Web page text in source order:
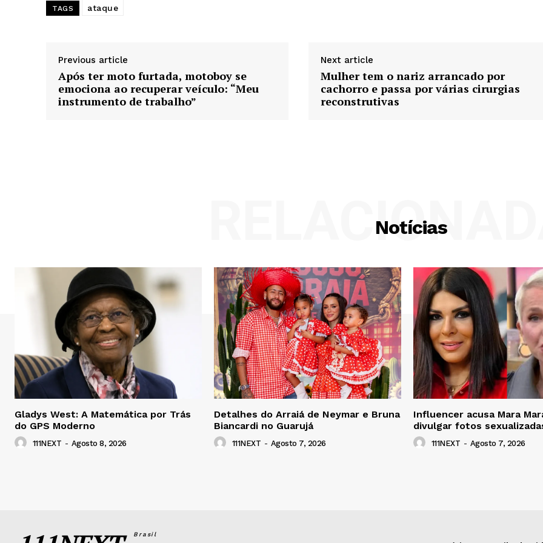
TAGS ataque
Previous article
Após ter moto furtada, motoboy se
emociona ao recuperar veículo: “Meu
instrumento de trabalho”
Next article
Mulher tem o nariz arrancado por
cachorro e passa por várias cirurgias
reconstrutivas
Notícias
Gladys West: A Matemática por Trás
do GPS Moderno
111NEXT - Agosto 8, 2026
Detalhes do Arraiá de Neymar e Bruna
Biancardi no Guarujá
111NEXT - Agosto 7, 2026
Influencer acusa Mara
divulgar fotos
111NEXT - Agosto 7, 2026
Brasil